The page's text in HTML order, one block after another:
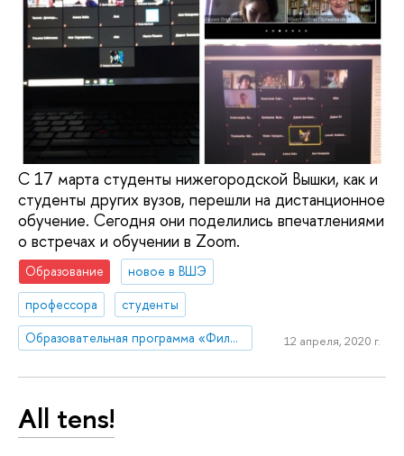
С 17 марта студенты нижегородской Вышки, как и
студенты других вузов, перешли на дистанционное
обучение. Сегодня они поделились впечатлениями
о встречах и обучении в Zoom.
Образование
новое в ВШЭ
профессора
студенты
Образовательная программа «Филология»
12 апреля, 2020 г.
All tens!